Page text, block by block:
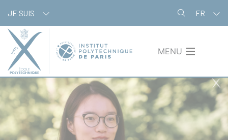
au
contenu
principal
JE SUIS FR
MENU